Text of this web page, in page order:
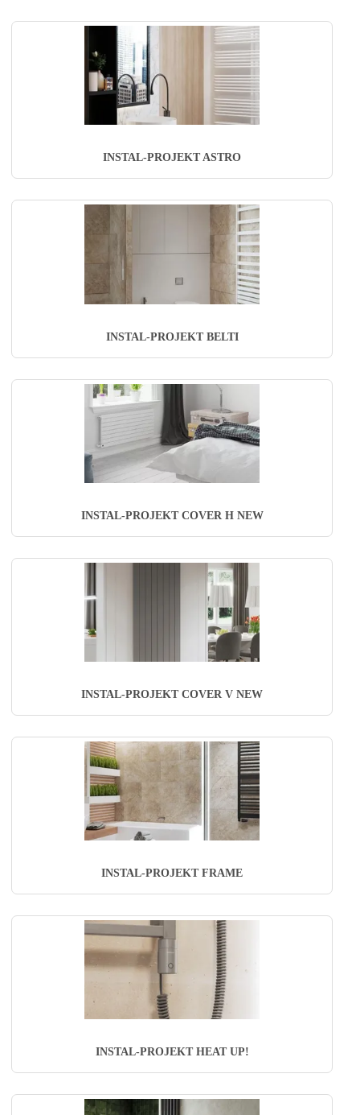
INSTAL-PROJEKT ASTRO
INSTAL-PROJEKT BELTI
INSTAL-PROJEKT COVER H NEW
INSTAL-PROJEKT COVER V NEW
INSTAL-PROJEKT FRAME
INSTAL-PROJEKT HEAT UP!